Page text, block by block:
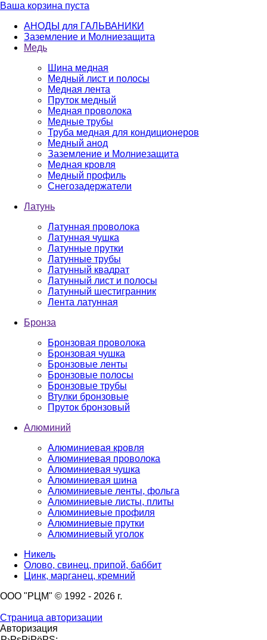
Ваша корзина пуста
АНОДЫ для ГАЛЬВАНИКИ
Заземление и Молниезащита
Медь
Шина медная
Медный лист и полосы
Медная лента
Пруток медный
Медная проволока
Медные трубы
Труба медная для кондиционеров
Медный анод
Заземление и Молниезащита
Медная кровля
Медный профиль
Снегозадержатели
Латунь
Латунная проволока
Латунная чушка
Латунные прутки
Латунные трубы
Латунный квадрат
Латунный лист и полосы
Латунный шестигранник
Лента латунная
Бронза
Бронзовая проволока
Бронзовая чушка
Бронзовые ленты
Бронзовые полосы
Бронзовые трубы
Втулки бронзовые
Пруток бронзовый
Алюминий
Алюминиевая кровля
Алюминиевая проволока
Алюминиевая чушка
Алюминиевая шина
Алюминиевые ленты, фольга
Алюминиевые листы, плиты
Алюминиевые профиля
Алюминиевые прутки
Алюминиевый уголок
Никель
Олово, свинец, припой, баббит
Цинк, марганец, кремний
ООО "РЦМ" © 1992 - 2026 г.
Страница авторизации
Авторизация